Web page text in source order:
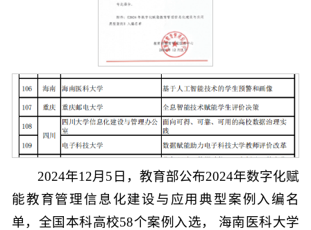
2024年12月5日，教育部公布2024年数字化赋
能教育管理信息化建设与应用典型案例入编名
单，全国本科高校58个案例入选， 海南医科大学